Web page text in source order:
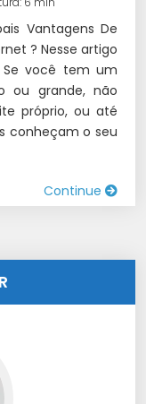
Vantagens De
? Nesse artigo
você tem um
ou grande, não
próprio, ou até
conheçam o seu
Continue